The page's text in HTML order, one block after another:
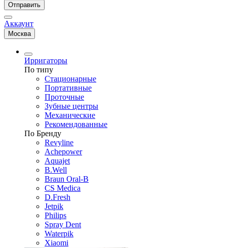
Отправить
Аккаунт
Москва
Ирригаторы
По типу
Стационарные
Портативные
Проточные
Зубные центры
Механические
Рекомендованные
По Бренду
Revyline
Achepower
Aquajet
B.Well
Braun Oral-B
CS Medica
D.Fresh
Jetpik
Philips
Spray Dent
Waterpik
Xiaomi